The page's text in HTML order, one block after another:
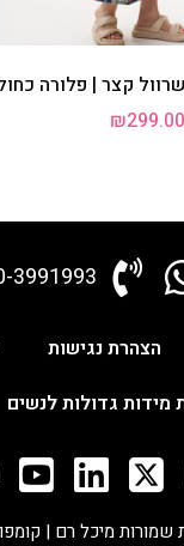
קצר | פלורה
₪299.00
3991993
הצהרת נגישות
מידות גדולות לנשים
שמורות מיכל רם |